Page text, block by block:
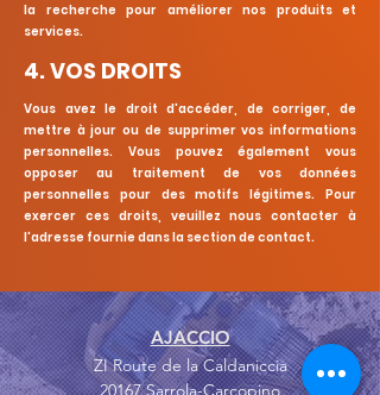
la recherche pour améliorer nos produits et
services.
4. VOS DROITS
Vous avez le droit d'accéder, de corriger, de
mettre à jour ou de supprimer vos informations
personnelles. Vous pouvez également vous
opposer au traitement de vos données
personnelles pour des motifs légitimes. Pour
exercer ces droits, veuillez nous contacter à
l'adresse fournie dans la section de contact.
AJACCIO
ZI Route de la Caldaniccia
20167 Sarrola-Carcopino